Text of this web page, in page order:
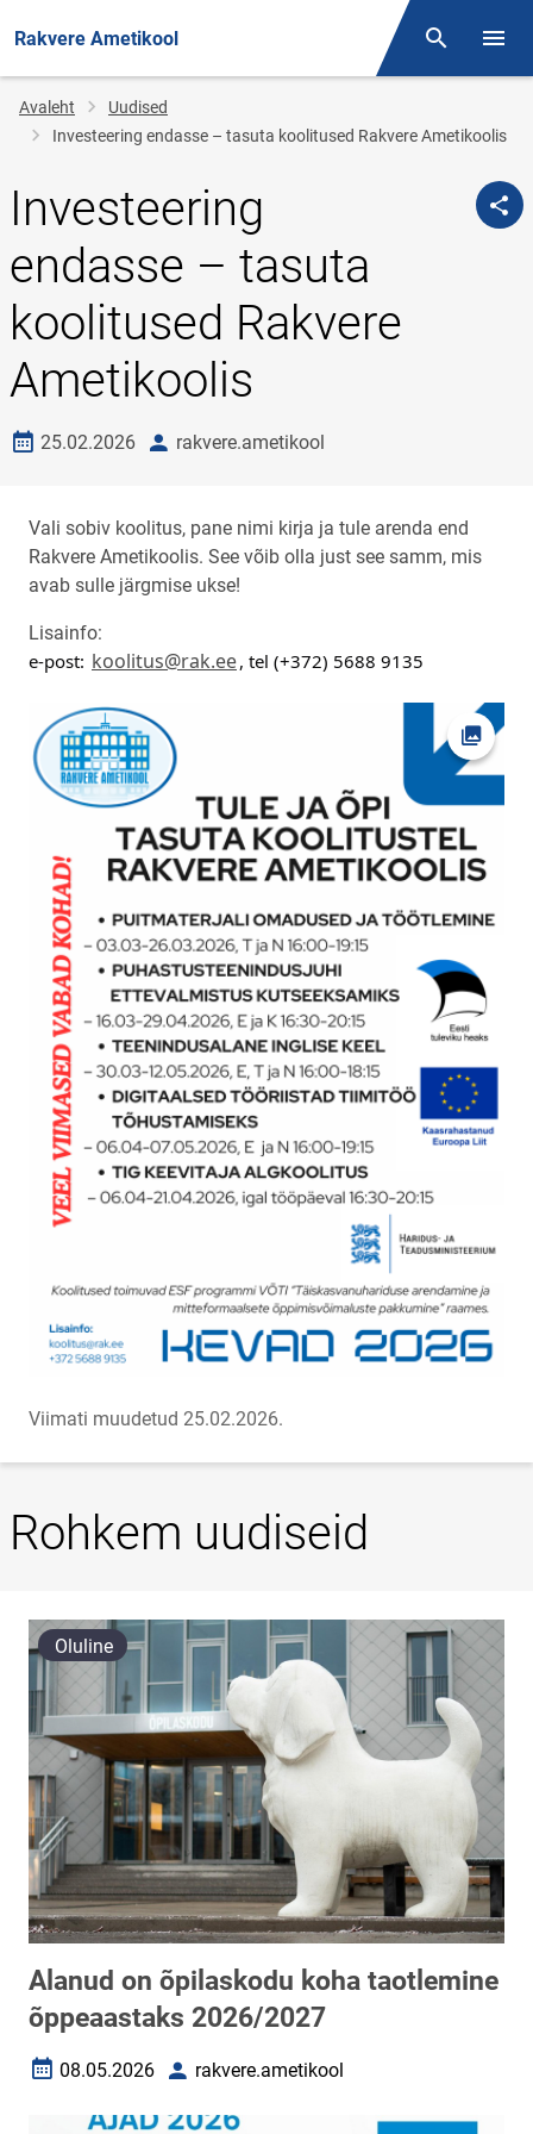
Rakvere Ametikool Otsing
Jälglink
Avaleht
Uudised
Investeering endasse – tasuta koolitused Rakvere Ametikoolis
Investeering
endasse – tasuta
koolitused Rakvere
Ametikoolis
Loomise kuupäev
25.02.2026 autorrakvere.ametikool
Vali sobiv koolitus, pane nimi kirja ja tule arenda end
Rakvere Ametikoolis. See võib olla just see samm, mis
avab sulle järgmise ukse!
Lisainfo:
e-post: koolitus@rak.ee, tel (+372) 5688 9135
Ava
Viimati muudetud 25.02.2026.
Rohkem uudiseid
Oluline
Alanud on õpilaskodu koha taotlemine
õppeaastaks 2026/2027
Loomise kuupäev
08.05.2026 Autorrakvere.ametikool